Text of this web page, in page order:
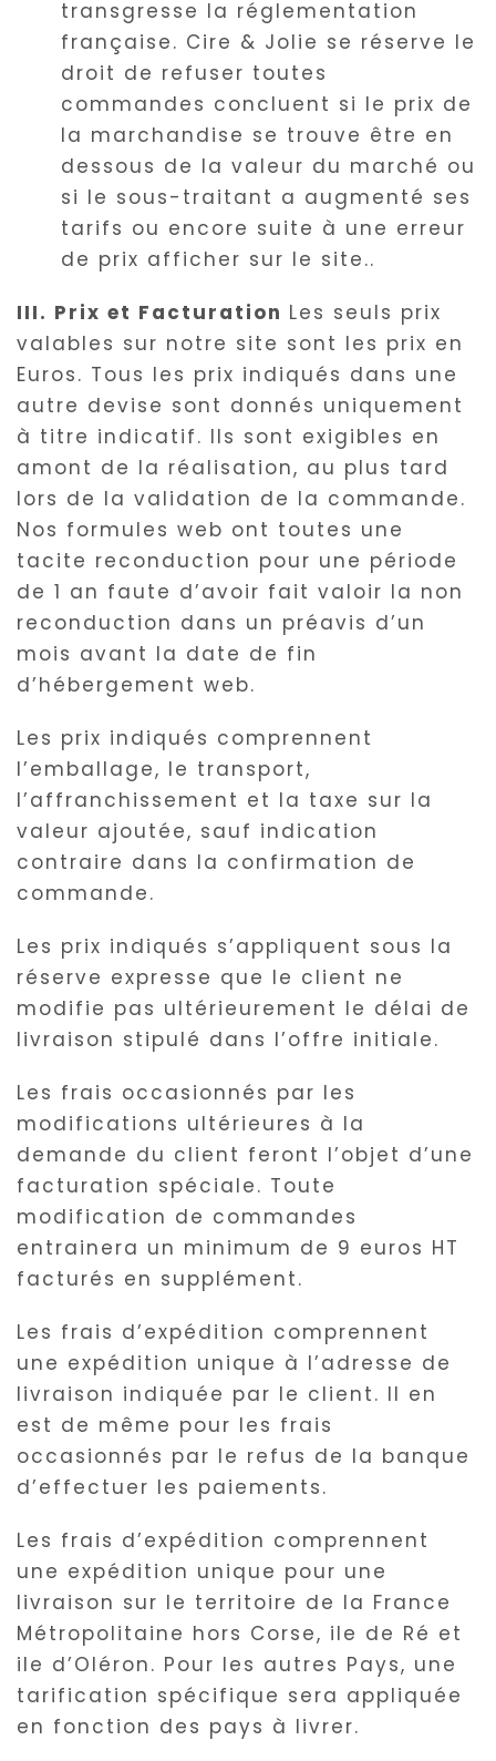
transgresse la réglementation
française. Cire & Jolie se réserve le
droit de refuser toutes
commandes concluent si le prix de
la marchandise se trouve être en
dessous de la valeur du marché ou
si le sous-traitant a augmenté ses
tarifs ou encore suite à une erreur
de prix afficher sur le site..
III. Prix et Facturation Les seuls prix
valables sur notre site sont les prix en
Euros. Tous les prix indiqués dans une
autre devise sont donnés uniquement
à titre indicatif. Ils sont exigibles en
amont de la réalisation, au plus tard
lors de la validation de la commande.
Nos formules web ont toutes une
tacite reconduction pour une période
de 1 an faute d’avoir fait valoir la non
reconduction dans un préavis d’un
mois avant la date de fin
d’hébergement web.
Les prix indiqués comprennent
l’emballage, le transport,
l’affranchissement et la taxe sur la
valeur ajoutée, sauf indication
contraire dans la confirmation de
commande.
Les prix indiqués s’appliquent sous la
réserve expresse que le client ne
modifie pas ultérieurement le délai de
livraison stipulé dans l’offre initiale.
Les frais occasionnés par les
modifications ultérieures à la
demande du client feront l’objet d’une
facturation spéciale. Toute
modification de commandes
entrainera un minimum de 9 euros HT
facturés en supplément.
Les frais d’expédition comprennent
une expédition unique à l’adresse de
livraison indiquée par le client. Il en
est de même pour les frais
occasionnés par le refus de la banque
d’effectuer les paiements.
Les frais d’expédition comprennent
une expédition unique pour une
livraison sur le territoire de la France
Métropolitaine hors Corse, ile de Ré et
ile d’Oléron. Pour les autres Pays, une
tarification spécifique sera appliquée
en fonction des pays à livrer.